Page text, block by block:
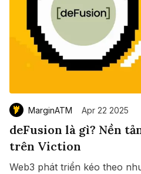
MarginATM Apr 22 2025
deFusion là gì? Nền
trên Viction
Web3 phát triển kéo theo